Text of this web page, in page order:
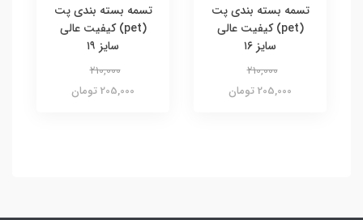
تسمه بسته بندی پت
(pet) کیفیت عالی
سایز ۱۶
210,000
205,000 تومان
تسمه بسته بندی پت
(pet) کیفیت عالی
سایز ۱۹
210,000
205,000 تومان